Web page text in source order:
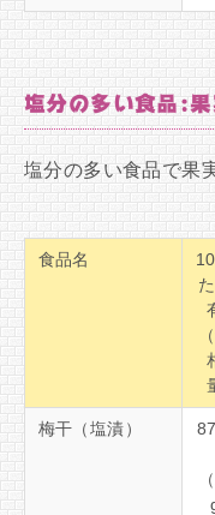
塩分の多い食品:果
塩分の多い食品で果
食品名
梅干（塩漬）